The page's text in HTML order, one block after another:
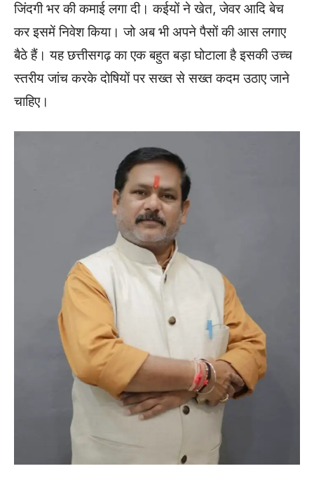
जिंदगी भर की कमाई लगा दी। कईयों ने खेत, जेवर आदि बेच
कर इसमें निवेश किया। जो अब भी अपने पैसों की आस लगाए
बैठे हैं। यह छत्तीसगढ़ का एक बहुत बड़ा घोटाला है इसकी उच्च
स्तरीय जांच करके दोषियों पर सख्त से सख्त कदम उठाए जाने
चाहिए।